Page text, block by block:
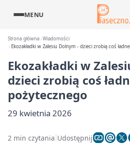
MENU
Strona główna Wiadomości
Ekozakładki w Zalesiu Dolnym - dzieci zrobią coś
Ekozakładki w
dzieci zrobią coś
pożytecznego
29 kwietnia 2026
2 min czytania Udostępnij